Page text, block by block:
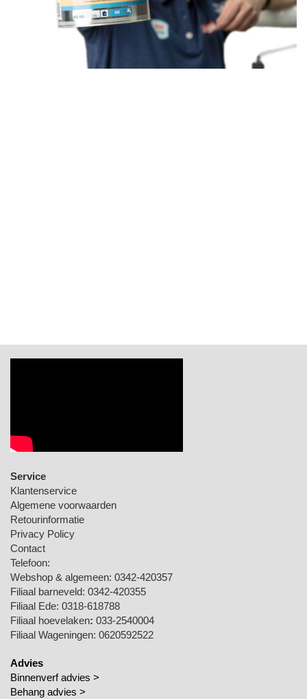
Service
Klantenservice
Algemene voorwaarden
Retourinformatie
Privacy Policy
Contact
Telefoon:
Webshop & algemeen: 0342-420357
Filiaal barneveld: 0342-420355
Filiaal Ede: 0318-618788
Filiaal hoevelaken: 033-2540004
Filiaal Wageningen: 0620592522
Advies
Binnenverf advies >
Behang advies >